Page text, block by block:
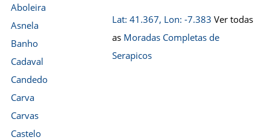
Aboleira
Asnela
Banho
Cadaval
Candedo
Carva
Carvas
Castelo
Lat: 41.367, Lon: -7.383 Ver todas
as Moradas Completas de
Serapicos